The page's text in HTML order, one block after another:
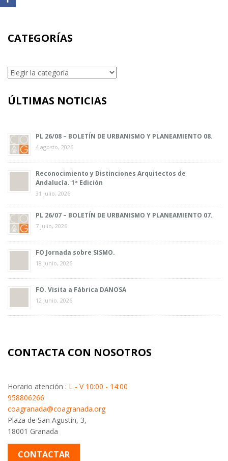
CATEGORÍAS
Categorías
ÚLTIMAS NOTICIAS
PL 26/08 – BOLETÍN DE URBANISMO Y PLANEAMIENTO 08.
4 agosto, 2026
Reconocimiento y Distinciones Arquitectos de
Andalucía. 1ª Edición
31 julio, 2026
PL 26/07 – BOLETÍN DE URBANISMO Y PLANEAMIENTO 07.
7 julio, 2026
FO Jornada sobre SISMO.
18 junio, 2026
FO. Visita a Fábrica DANOSA
12 junio, 2026
CONTACTA CON NOSOTROS
Horario atención : L - V 10:00 - 14:00
958806266
coagranada@coagranada.org
Plaza de San Agustín, 3,
18001 Granada
CONTACTAR